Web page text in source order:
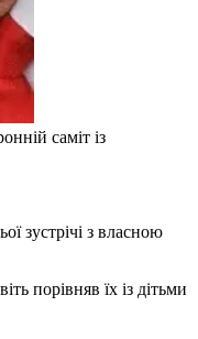
саміт із
зустрічі з власною
порівняв їх із дітьми